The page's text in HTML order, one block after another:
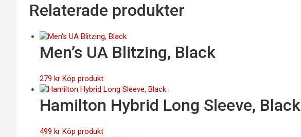
Relaterade produkter
Men’s UA Blitzing, Black
279 kr Köp produkt
Hamilton Hybrid Long Sleeve, Black
499 kr Köp produkt